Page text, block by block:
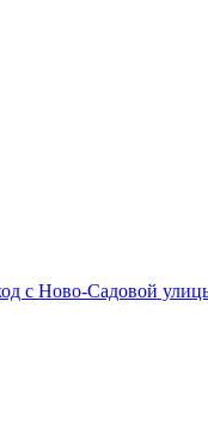
с Ново-Садовой